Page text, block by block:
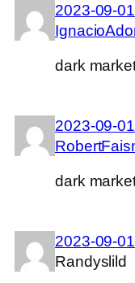
2023-09-01
dark
2023-09-01
dark
2023-09-01
Randyslild